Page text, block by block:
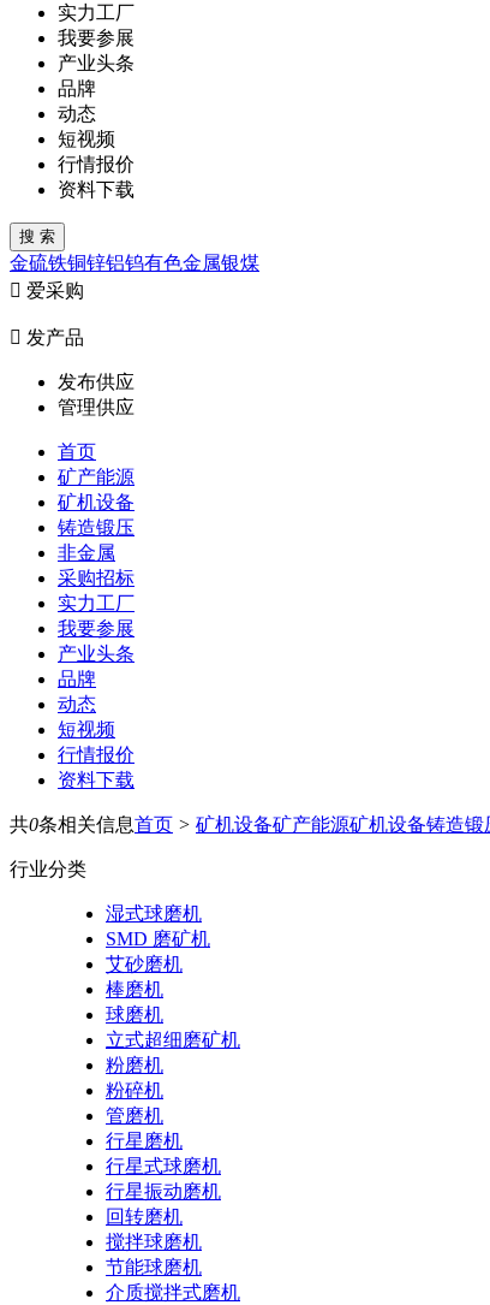
实力工厂
我要参展
产业头条
品牌
动态
短视频
行情报价
资料下载
金硫铁铜锌铝钨有色金属银煤
 爱采购
 发产品
发布供应
管理供应
首页
矿产能源
矿机设备
铸造锻压
非金属
采购招标
实力工厂
我要参展
产业头条
品牌
动态
短视频
行情报价
资料下载
共0条相关信息首页 > 矿机设备矿产能源矿机设备铸造锻
行业分类
湿式球磨机
SMD 磨矿机
艾砂磨机
棒磨机
球磨机
立式超细磨矿机
粉磨机
粉碎机
管磨机
行星磨机
行星式球磨机
行星振动磨机
回转磨机
搅拌球磨机
节能球磨机
介质搅拌式磨机